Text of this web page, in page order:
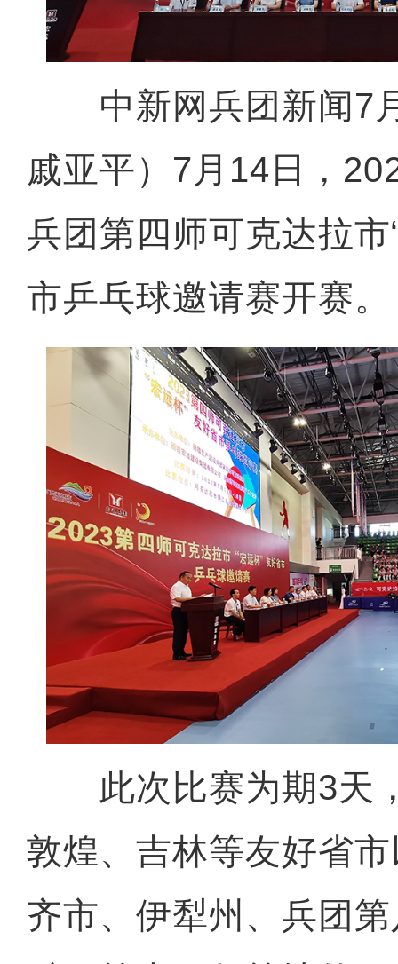
中新网兵团新闻7
戚亚平）7月14日，
兵团第四师可克达拉市
市乒乓球邀请赛开赛。
此次比赛为期3天
敦煌、吉林等友好省
齐市、伊犁州、兵团